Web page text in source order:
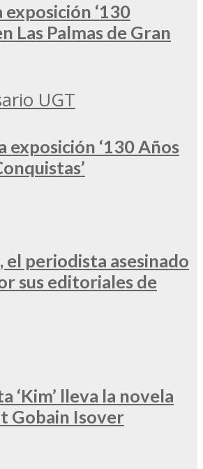
exposición ‘130
Las Palmas de Gran
exposición ‘130 Años
el periodista asesinado
sus editoriales de
‘Kim’ lleva la novela
Gobain Isover